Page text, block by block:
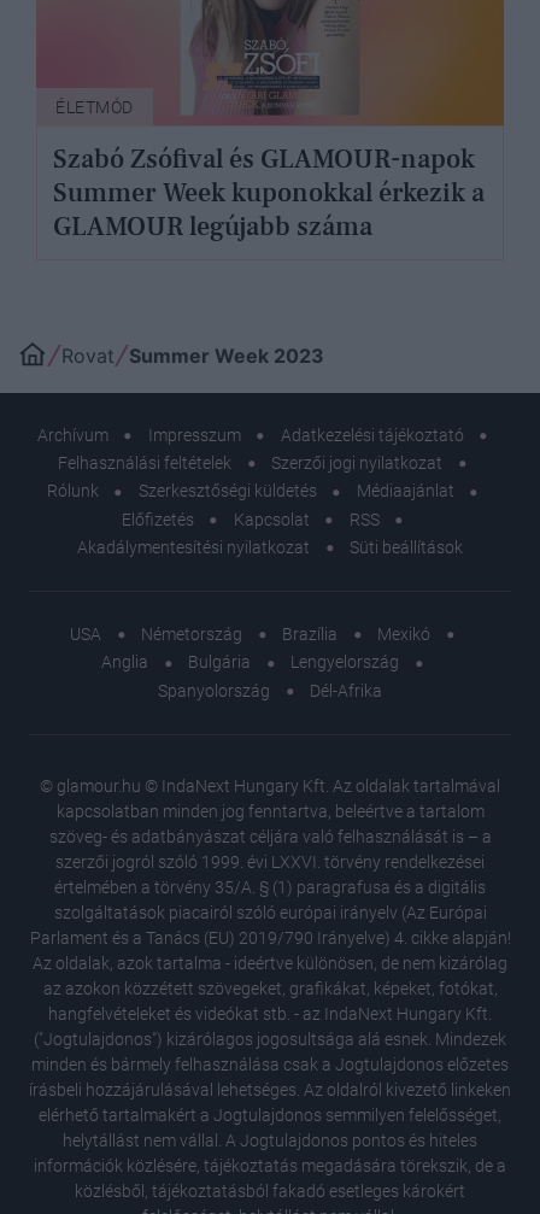
ÉLETMÓD
Szabó Zsófival és GLAMOUR-napok
Summer Week kuponokkal érkezik a
GLAMOUR legújabb száma
Rovat Summer Week 2023
Archívum Impresszum
Adatkezelési tájékoztató
Felhasználási feltételek
Szerzői jogi nyilatkozat
Rólunk
Szerkesztőségi küldetés
Médiaajánlat
Előfizetés
Kapcsolat
RSS
Akadálymentesítési nyilatkozat
Süti beállítások
USA Németország Brazília
Mexikó
Anglia
Bulgária
Lengyelország
Spanyolország
Dél-Afrika
© glamour.hu © IndaNext Hungary Kft. Az oldalak tartalmával
kapcsolatban minden jog fenntartva, beleértve a tartalom
szöveg- és adatbányászat céljára való felhasználását is – a
szerzői jogról szóló 1999. évi LXXVI. törvény rendelkezései
értelmében a törvény 35/A. § (1) paragrafusa és a digitális
szolgáltatások piacairól szóló európai irányelv (Az Európai
Parlament és a Tanács (EU) 2019/790 Irányelve) 4. cikke alapján!
Az oldalak, azok tartalma - ideértve különösen, de nem kizárólag
az azokon közzétett szövegeket, grafikákat, képeket, fotókat,
hangfelvételeket és videókat stb. - az IndaNext Hungary Kft.
("Jogtulajdonos") kizárólagos jogosultsága alá esnek. Mindezek
minden és bármely felhasználása csak a Jogtulajdonos előzetes
írásbeli hozzájárulásával lehetséges. Az oldalról kivezető linkeken
elérhető tartalmakért a Jogtulajdonos semmilyen felelősséget,
helytállást nem vállal. A Jogtulajdonos pontos és hiteles
információk közlésére, tájékoztatás megadására törekszik, de a
közlésből, tájékoztatásból fakadó esetleges károkért